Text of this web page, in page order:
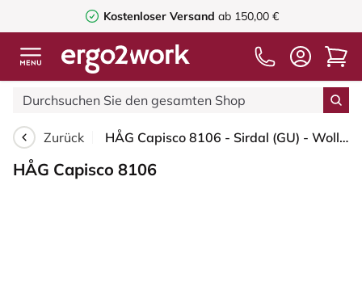
Kostenloser Versand ab 150,00 €
Zurück HÅG Capisco 8106 - Sirdal (GU) - Wolle - SRD480 - Chestnut - Weiß - 200 mm (Sitzhöhe 46-64cm) - Weiche Rollen für harte Böden
HÅG Capisco 8106